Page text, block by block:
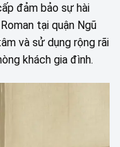
đảm bảo sự hài
tại quận Ngũ
và sử dụng rộng rãi
khách gia đình.